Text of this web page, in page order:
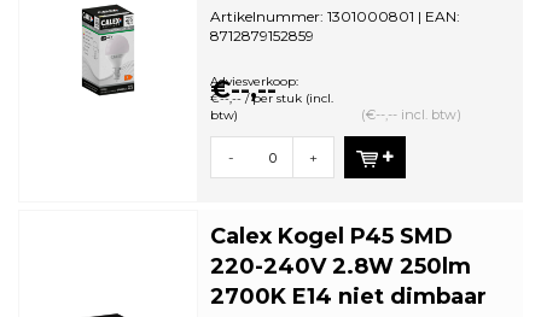
Artikelnummer: 1301000801 | EAN:
8712879152859
€--,--
Adviesverkoop:
€--,-- / per stuk (incl.
btw)
(€--,-- incl. btw)
- +
Calex Kogel P45 SMD
220-240V 2.8W 250lm
2700K E14 niet dimbaar